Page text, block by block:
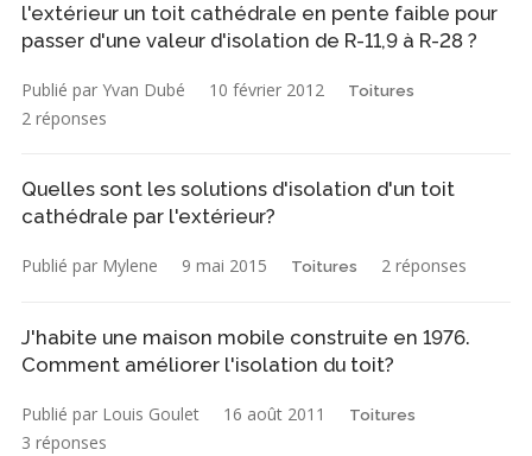
l'extérieur un toit cathédrale en pente faible pour
passer d'une valeur d'isolation de R-11,9 à R-28 ?
Publié par Yvan Dubé 10 février 2012 Toitures
2 réponses
Quelles sont les solutions d'isolation d'un toit
cathédrale par l'extérieur?
Publié par Mylene 9 mai 2015 Toitures 2 réponses
J'habite une maison mobile construite en 1976.
Comment améliorer l'isolation du toit?
Publié par Louis Goulet 16 août 2011 Toitures
3 réponses